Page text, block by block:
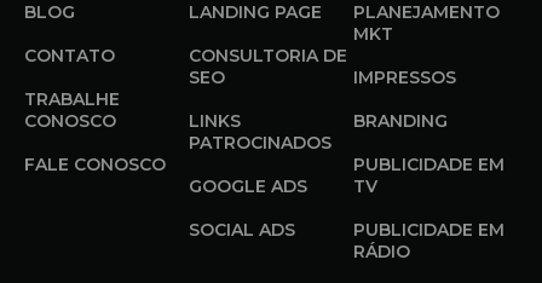
BLOG
CONTATO
TRABALHE
CONOSCO
FALE CONOSCO
LANDING PAGE
CONSULTORIA DE
SEO
LINKS
PATROCINADOS
GOOGLE ADS
SOCIAL ADS
PLANEJAMENTO
MKT
IMPRESSOS
BRANDING
PUBLICIDADE EM
TV
PUBLICIDADE EM
RÁDIO